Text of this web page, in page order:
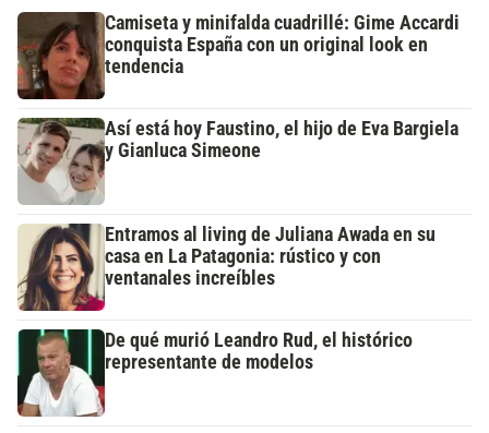
Camiseta y minifalda cuadrillé: Gime Accardi
conquista España con un original look en
tendencia
Así está hoy Faustino, el hijo de Eva Bargiela
y Gianluca Simeone
Entramos al living de Juliana Awada en su
casa en La Patagonia: rústico y con
ventanales increíbles
De qué murió Leandro Rud, el histórico
representante de modelos